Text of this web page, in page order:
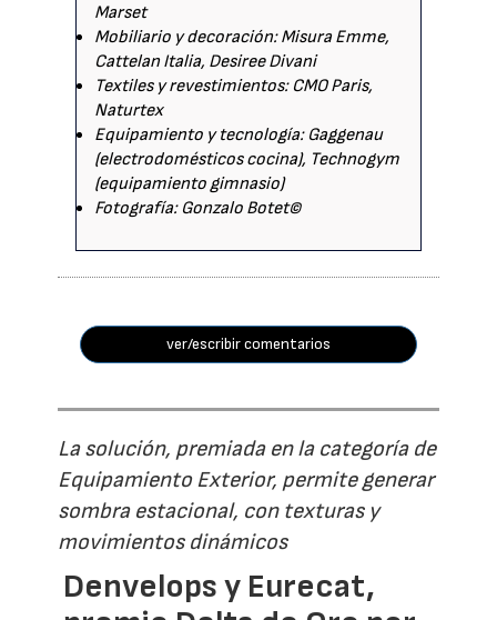
Marset
Mobiliario y decoración: Misura Emme,
Cattelan Italia, Desiree Divani
Textiles y revestimientos: CMO Paris,
Naturtex
Equipamiento y tecnología: Gaggenau
(electrodomésticos cocina), Technogym
(equipamiento gimnasio)
Fotografía: Gonzalo Botet©
ver/escribir comentarios
La solución, premiada en la categoría de
Equipamiento Exterior, permite generar
sombra estacional, con texturas y
movimientos dinámicos
Denvelops y Eurecat,